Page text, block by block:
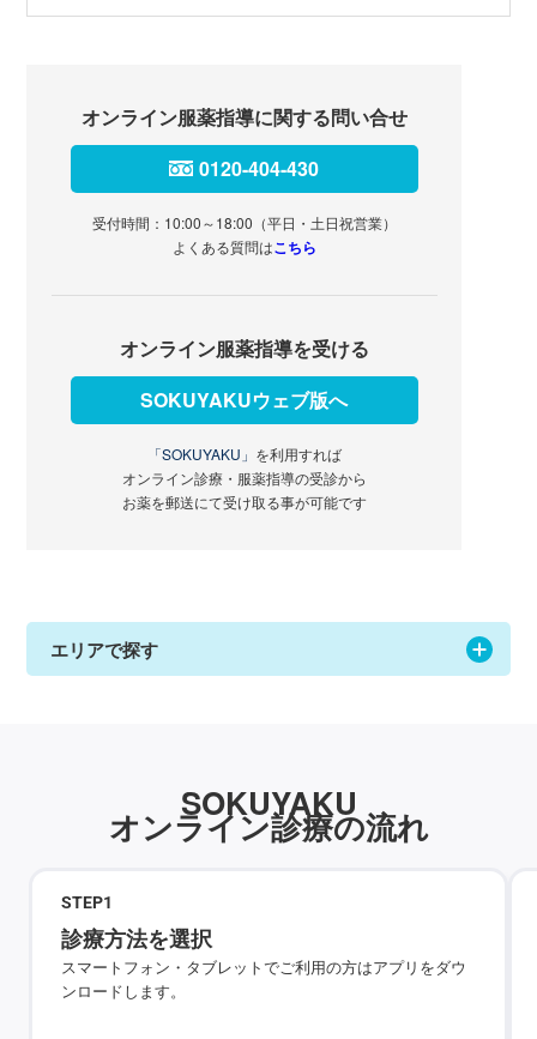
オンライン服薬指導に関する問い合せ
0120-404-430
受付時間：10:00～18:00（平日・土日祝営業）
よくある質問はこちら
オンライン服薬指導を受ける
SOKUYAKUウェブ版へ
「SOKUYAKU」 を利用すれば
オンライン診療・服薬指導の受診から
お薬を郵送にて受け取る事が可能です
エリアで探す
SOKUYAKU
オンライン診療の流れ
STEP1
診療方法を選択
スマートフォン・タブレットでご利用の方はアプリをダウ
ンロードします。